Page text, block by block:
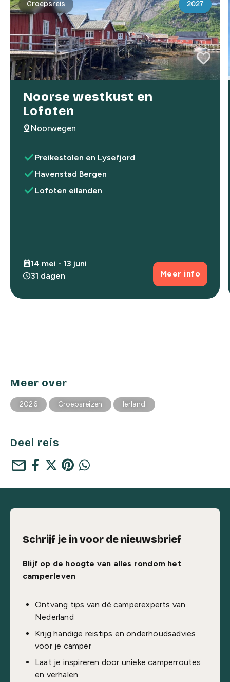
Groepsreis 2027
favorite
favorite
Noorse westkust en
Lofoten
pin_dropNoorwegen
check Preikestolen en Lysefjord
check Havenstad Bergen
check Lofoten eilanden
calendar_month14 mei - 13 juni
schedule31 dagen Meer info
Meer over
2026 Groepsreizen Ierland
Deel reis
mail
Schrijf je in voor de nieuwsbrief
Blijf op de hoogte van alles rondom het
camperleven
Ontvang tips van dé camperexperts van
Nederland
Krijg handige reistips en onderhoudsadvies
voor je camper
Laat je inspireren door unieke camperroutes
en verhalen